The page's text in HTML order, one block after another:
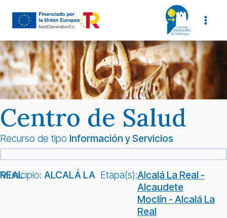
Centro de Salud
Recurso de tipo Información y Servicios
Municipio:
ALCALÁ LA REAL Etapa(s):Alcalá La Real -
Alcaudete
Moclín - Alcalá La
Real